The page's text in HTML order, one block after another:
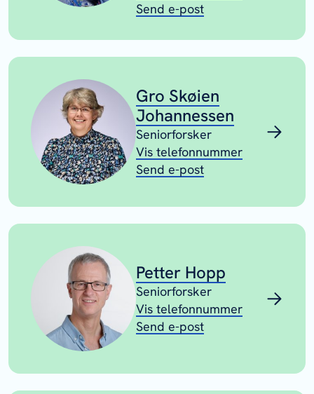
Send e-post
Gro Skøien
Johannessen
Seniorforsker
Vis telefonnummer
Send e-post
Petter Hopp
Seniorforsker
Vis telefonnummer
Send e-post